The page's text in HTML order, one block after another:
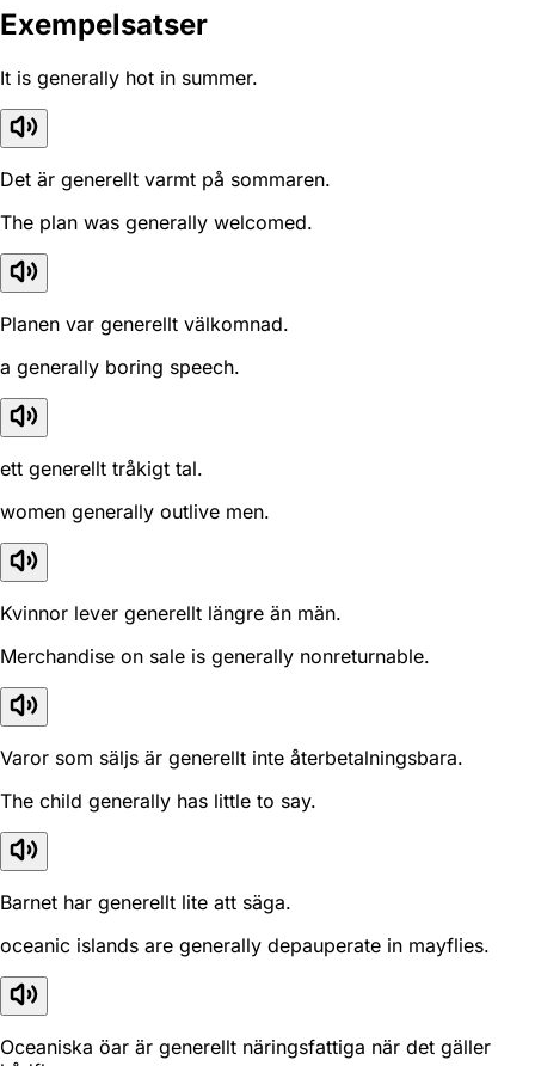
Exempelsatser
It is generally hot in summer.
Det är generellt varmt på sommaren.
The plan was generally welcomed.
Planen var generellt välkomnad.
a generally boring speech.
ett generellt tråkigt tal.
women generally outlive men.
Kvinnor lever generellt längre än män.
Merchandise on sale is generally nonreturnable.
Varor som säljs är generellt inte återbetalningsbara.
The child generally has little to say.
Barnet har generellt lite att säga.
oceanic islands are generally depauperate in mayflies.
Oceaniska öar är generellt näringsfattiga när det gäller